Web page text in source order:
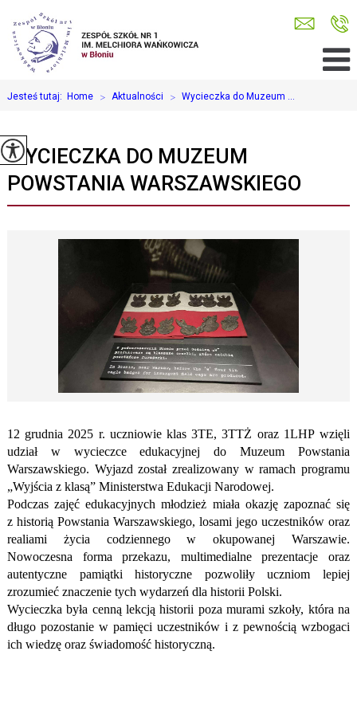
Jesteś tutaj: Home > Aktualności > Wycieczka do Muzeum ...
WYCIECZKA DO MUZEUM
POWSTANIA WARSZAWSKIEGO
12 grudnia 2025 r. uczniowie klas3TE, 3TTŻ oraz 1LHPwzięli
udział w wycieczce edukacyjnej doMuzeum Powstania
Warszawskiego. Wyjazd został zrealizowany w ramach programu
„Wyjścia z klasą” Ministerstwa Edukacji Narodowej.
Podczaszajęć edukacyjnych młodzież miała okazję zapoznać się
z historią Powstania Warszawskiego, losami jego uczestników oraz
realiami życia codziennego w okupowanej Warszawie.
Nowoczesna forma przekazu, multimedialne prezentacje oraz
autentyczne pamiątki historyczne pozwoliły uczniom lepiej
zrozumieć znaczenie tych wydarzeń dla historii Polski.
Wycieczka była cenną lekcją historii poza murami szkoły, która na
długo pozostanie w pamięci uczestników i z pewnością wzbogaci
ich wiedzę oraz świadomość historyczną.